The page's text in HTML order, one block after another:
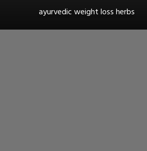
ayurvedic weight loss herbs